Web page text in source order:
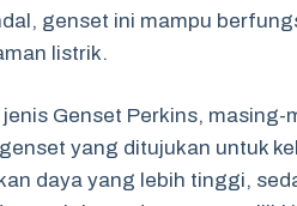
genset ini mampu
listrik.
Genset Perkins,
yang ditujukan untuk
daya yang lebih tinggi,